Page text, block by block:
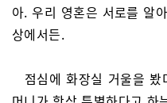
아. 우리 영혼은 서로를 알
상에서든.
점심에 화장실 거울을